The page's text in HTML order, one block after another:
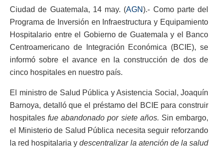
Ciudad de Guatemala, 14 may. (AGN).- Como parte del
Programa de Inversión en Infraestructura y Equipamiento
Hospitalario entre el Gobierno de Guatemala y el Banco
Centroamericano de Integración Económica (BCIE), se
informó sobre el avance en la construcción de dos de
cinco hospitales en nuestro país.
El ministro de Salud Pública y Asistencia Social, Joaquín
Barnoya, detalló que el préstamo del BCIE para construir
hospitalesfue abandonado por siete años. Sin embargo,
el Ministerio de Salud Pública necesita seguir reforzando
la red hospitalaria ydescentralizar la atención de la salud